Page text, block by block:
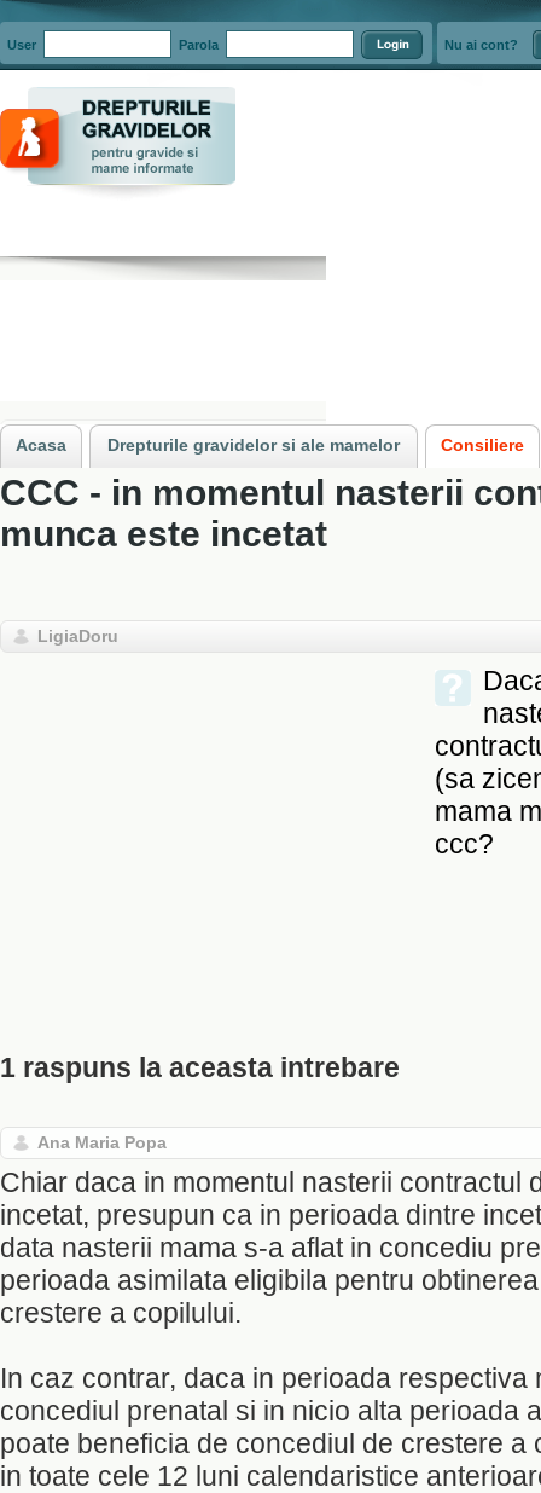
Acasa » »CCC - in
CCC - in momentul nasterii
munca este incetat
LigiaDoru
(sa
mama
ccc?
1 raspuns la aceasta intrebare
Ana Maria Popa
Chiar daca in momentul nasterii contractul
incetat, presupun ca in perioada dintre
data nasterii mama s-a aflat in concediu
perioada asimilata eligibila pentru
crestere a copilului.
In caz contrar, daca in perioada respectiva
concediul prenatal si in nicio alta perioada
poate beneficia de concediul de crestere a
in toate cele 12 luni calendaristice
User Parola Nu ai cont?
Acasa Drepturile gravidelor si ale mamelor Consiliere